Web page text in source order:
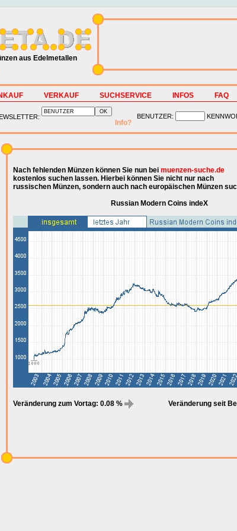
aus Edelmetallen
VERKAUF SUCHSERVICE INFOS FAQ
Info?
BENUTZER:
Nach fehlenden Münzen können Sie nun bei muenzen-suche.de
kostenlos suchen lassen. Hierbei können Sie nicht nur nach
russischen Münzen, sondern auch nach europäischen Münzen
Russian Modern Coins indeX
Veränderung zum Vortag: 0.08 % Veränderung seit